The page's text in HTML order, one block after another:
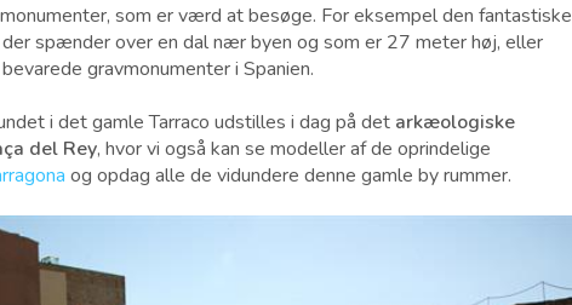
som er værd at besøge. For eksempel den fantastiske
spænder over en dal nær byen og som er 27 meter høj, eller
gravmonumenter i Spanien.
i det gamle Tarraco udstilles i dag på det arkæologiske
del Rey, hvor vi også kan se modeller af de oprindelige
og opdag alle de vidundere denne gamle by rummer.